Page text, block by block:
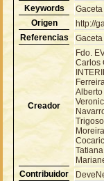
Keywords
Origen
http://
Referencias
Creador
Fdo.
Carlos
Contribuidor